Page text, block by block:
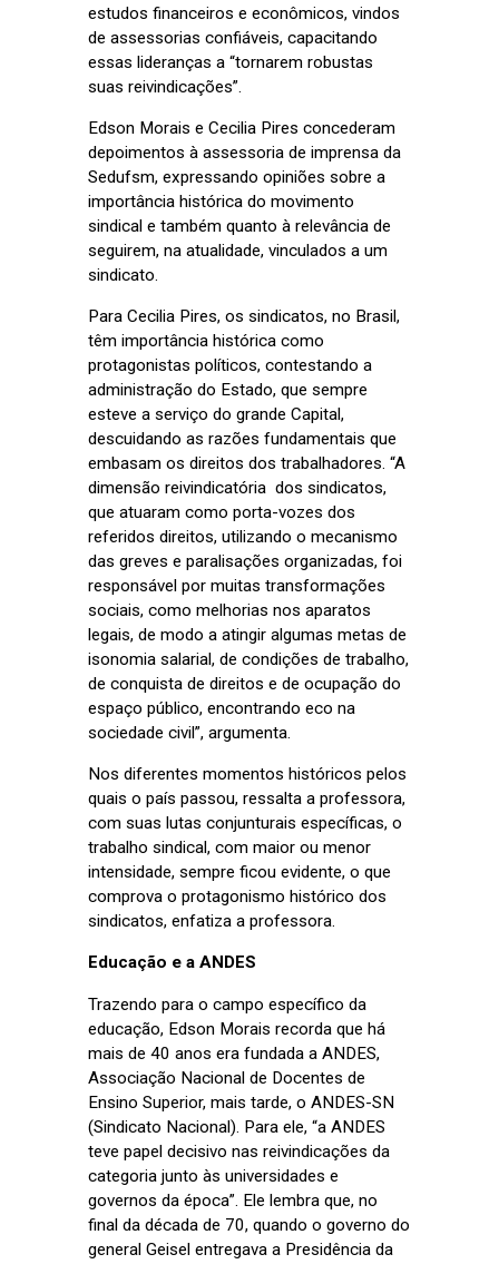
estudos financeiros e econômicos, vindos
de assessorias confiáveis, capacitando
essas lideranças a “tornarem robustas
suas reivindicações”.
Edson Morais e Cecilia Pires concederam
depoimentos à assessoria de imprensa da
Sedufsm, expressando opiniões sobre a
importância histórica do movimento
sindical e também quanto à relevância de
seguirem, na atualidade, vinculados a um
sindicato.
Para Cecilia Pires, os sindicatos, no Brasil,
têm importância histórica como
protagonistas políticos, contestando a
administração do Estado, que sempre
esteve a serviço do grande Capital,
descuidando as razões fundamentais que
embasam os direitos dos trabalhadores. “A
dimensão reivindicatória dos sindicatos,
que atuaram como porta-vozes dos
referidos direitos, utilizando o mecanismo
das greves e paralisações organizadas, foi
responsável por muitas transformações
sociais, como melhorias nos aparatos
legais, de modo a atingir algumas metas de
isonomia salarial, de condições de trabalho,
de conquista de direitos e de ocupação do
espaço público, encontrando eco na
sociedade civil”, argumenta.
Nos diferentes momentos históricos pelos
quais o país passou, ressalta a professora,
com suas lutas conjunturais específicas, o
trabalho sindical, com maior ou menor
intensidade, sempre ficou evidente, o que
comprova o protagonismo histórico dos
sindicatos, enfatiza a professora.
Educação e a ANDES
Trazendo para o campo específico da
educação, Edson Morais recorda que há
mais de 40 anos era fundada a ANDES,
Associação Nacional de Docentes de
Ensino Superior, mais tarde, o ANDES-SN
(Sindicato Nacional). Para ele, “a ANDES
teve papel decisivo nas reivindicações da
categoria junto às universidades e
governos da época”. Ele lembra que, no
final da década de 70, quando o governo do
general Geisel entregava a Presidência da